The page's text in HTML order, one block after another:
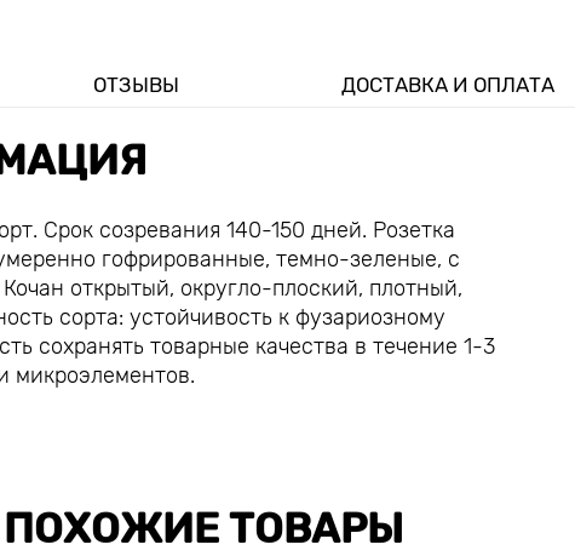
ОТЗЫВЫ ДОСТАВКА И ОПЛАТА
Срок созревания 140-150 дней. Розетка
гофрированные, темно-зеленые, с
открытый, округло-плоский, плотный,
сорта: устойчивость к фузариозному
сохранять товарные качества в течение 1-3
микроэлементов.
ПОХОЖИЕ ТОВАРЫ